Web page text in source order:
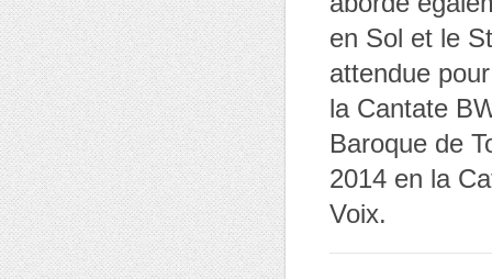
en Sol et le
attendue
la Cantate
Baroque de
2014 en la
Voix.